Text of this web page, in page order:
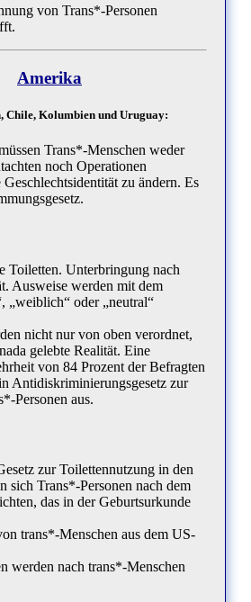
von Trans*-Personen
Amerika
Chile, Kolumbien und Uruguay:
Trans*-Menschen weder
noch Operationen
zu ändern. Es
Toiletten. Unterbringung nach
Ausweise werden mit dem
„weiblich“ oder „neutral“
nicht nur von oben verordnet,
gelebte Realität. Eine
von 84 Prozent der Befragten
Antidiskriminierungsgesetz zur
Personen aus.
zur Toilettennutzung in den
sich Trans*-Personen nach dem
das in der Geburtsurkunde
trans*-Menschen aus dem US-
werden nach trans*-Menschen